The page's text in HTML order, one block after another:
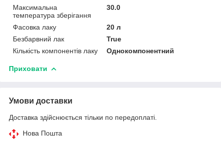
Максимальна
температура зберігання
30.0
Фасовка лаку
20 л
Безбарвний лак
True
Кількість компонентів лаку
Однокомпонентний
Приховати
Умови доставки
Доставка здійснюється тільки по передоплаті.
Нова Пошта